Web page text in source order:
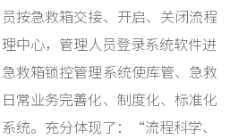
员按急救箱交接、开启、关闭流程
理中心，管理人员登录系统软件进
急救箱锁控管理系统使库管、急救
日常业务完善化、制度化、标准化
系统。充分体现了：“流程科学、